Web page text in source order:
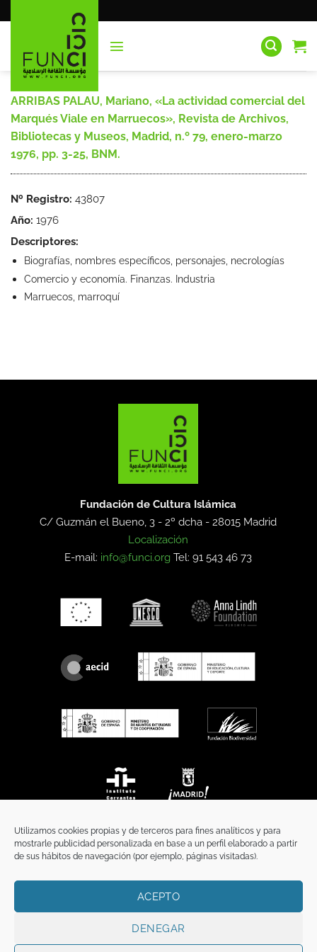
Utilizamos cookies propias y de terceros para fines analíticos y para
mostrarle publicidad personalizada en base a un perfil elaborado a partir
de sus hábitos de navegación (por ejemplo, páginas visitadas).
ACEPTO
DENEGAR
al
ARRIBAS PALAU, Mariano, «La actividad comercial del
Marqués Viale en Marruecos», Revista de Archivos,
Bibliotecas y Museos, Madrid, n.º 79, enero-marzo
1976, pp. 3-25, BNM.
Nº Registro: 43807
Año: 1976
Descriptores:
Biografías, nombres específicos, personajes, necrologías
Comercio y economía. Finanzas. Industria
Marruecos, marroquí
Fundación de Cultura Islámica
C/ Guzmán el Bueno, 3 - 2º dcha -28015 Madrid
Localización
E-mail: info@funci.org Tel: 91 543 46 73
TÉRMINOS Y CONDICIONES
Copyright 2026 ©FunciFUNCI es titular de los derechos de propiedad